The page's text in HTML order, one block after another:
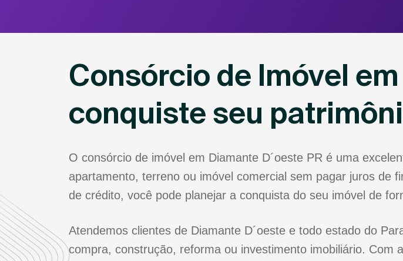
Consórcio de Imóvel
conquiste seu
O consórcio de imóvel em Diamante D´oeste PR é uma
apartamento, terreno ou imóvel comercial sem pagar juros de
de crédito, você pode planejar a conquista do seu imóvel de
Atendemos clientes de Diamante D´oeste e todo estado do
compra, construção, reforma ou investimento imobiliário. Com